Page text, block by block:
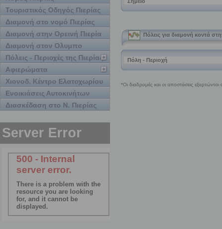
Τουριστικός Οδηγός Πιερίας
Διαμονή στο νομό Πιερίας
Διαμονή στην Ορεινή Πιερία
Διαμονή στον Ολυμπο
Πόλεις - Περιοχές της Πιερίας
Αφιερώματα
Χιονοδ. Κέντρο Ελατοχωρίου
Ενοικιάσεις Αυτοκινήτων
Διασκέδαση στο Ν. Πιερίας